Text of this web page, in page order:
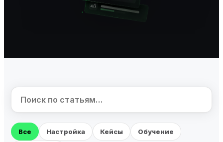
Поиск по статьям…
Все Настройка Кейсы Обучение